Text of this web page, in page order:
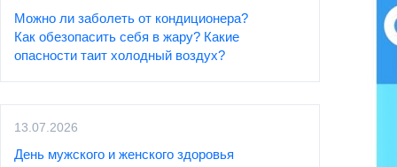
Можно ли заболеть от кондиционера?
Как обезопасить себя в жару? Какие
опасности таит холодный воздух?
13.07.2026
День мужского и женского здоровья